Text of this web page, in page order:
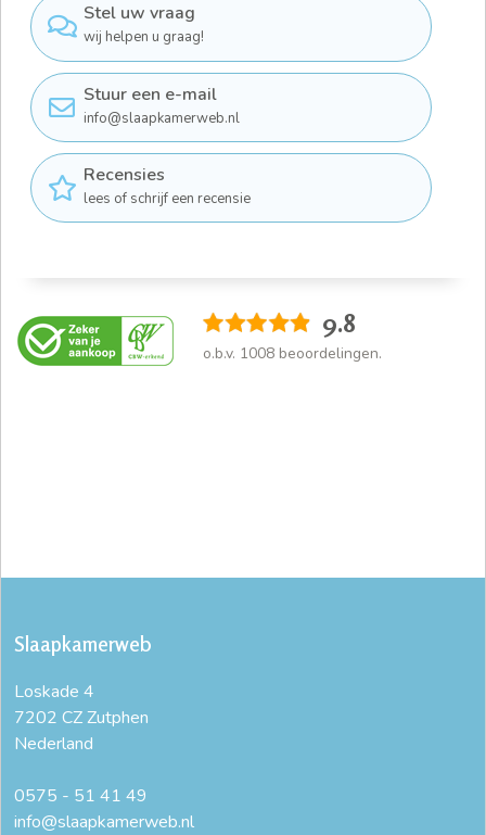
Stel uw vraag
wij helpen u graag!
Stuur een e-mail
info@slaapkamerweb.nl
Recensies
lees of schrijf een recensie
9.8
o.b.v. 1008 beoordelingen.
Slaapkamerweb
Loskade 4
7202 CZ Zutphen
Nederland
0575 - 51 41 49
info@slaapkamerweb.nl